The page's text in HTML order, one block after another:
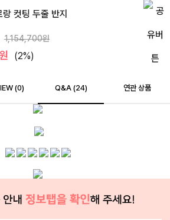
컷팅 두줄 반지
1,154,700원
(2%)
(0) Q&A (24) 연관 상품